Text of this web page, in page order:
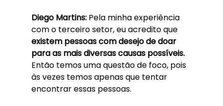
Diego Martins: Pela minha experiência
com o terceiro setor, eu acredito que
existem pessoas com desejo de doar
para as mais diversas causas possíveis.
Então temos uma questão de foco, pois
às vezes temos apenas que tentar
encontrar essas pessoas.